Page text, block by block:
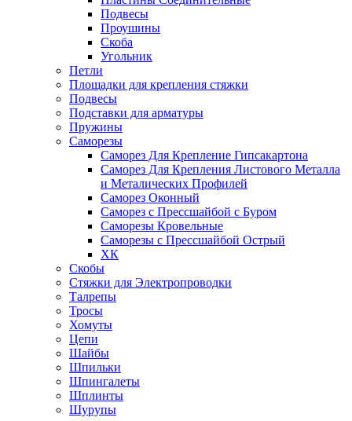
Подвесы
Проушины
Скоба
Угольник
Петли
Площадки для крепления стяжки
Подвесы
Подставки для арматуры
Пружины
Саморезы
Саморез Для Крепление Гипсакартона
Саморез Для Крепления Листового Металла
и Металических Профилей
Саморез Оконный
Саморез с Прессшайбой с Буром
Саморезы Кровельные
Саморезы с Прессшайбой Острый
ХК
Скобы
Стяжки для Электропроводки
Талрепы
Тросы
Хомуты
Цепи
Шайбы
Шпильки
Шпингалеты
Шплинты
Шурупы